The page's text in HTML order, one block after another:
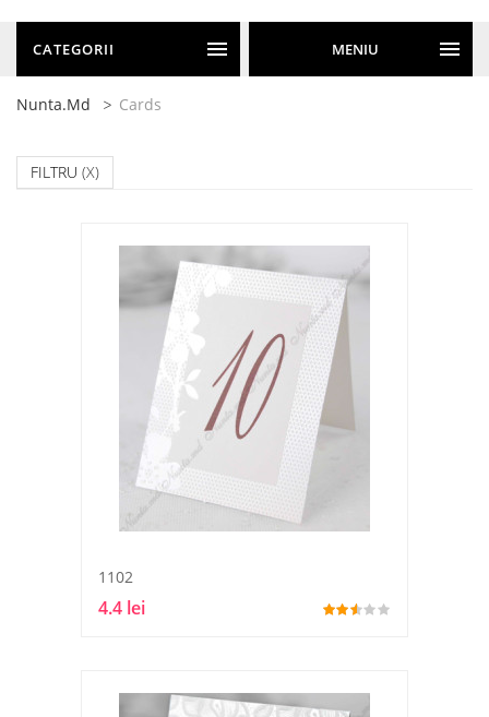
CATEGORII MENIU
Nunta.md Cards
FILTRU (X)
1102
4.4 lei